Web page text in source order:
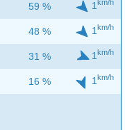
59 % 1 km/h
48 % 1 km/h
31 % 1 km/h
16 % 1 km/h